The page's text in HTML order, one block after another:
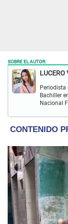
SOBRE EL AUTOR:
LUCERO
Periodista
Bachiller
Nacional